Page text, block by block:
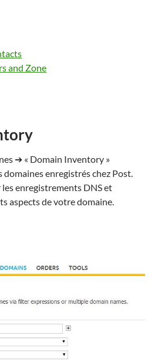
and Zone
➔ « Domain Inventory »
enregistrés chez Post.
enregistrements DNS et
aspects de votre domaine.